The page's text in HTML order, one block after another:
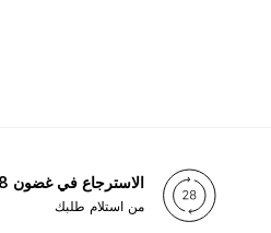
الاسترجاع في غضون 28 يومًا
من استلام طلبك